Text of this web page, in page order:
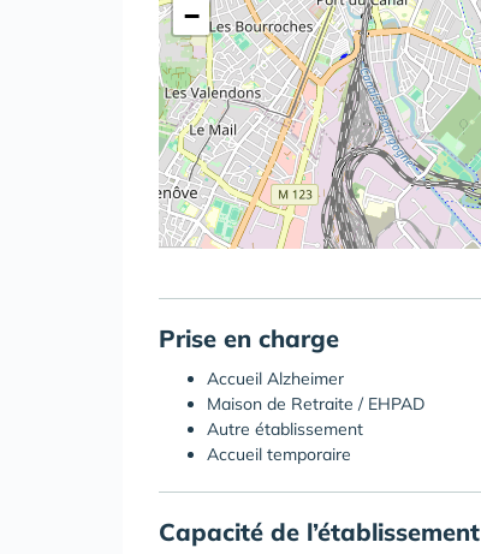
−
Prise en charge
Accueil Alzheimer
Maison de Retraite / EHPAD
Autre établissement
Accueil temporaire
Capacité de l’établissement